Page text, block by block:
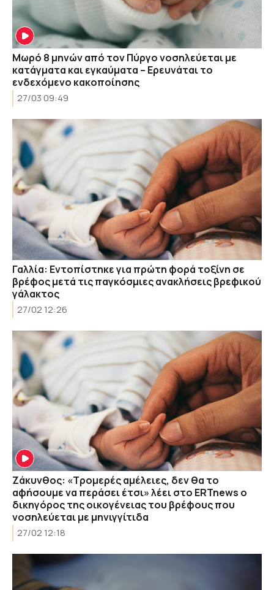
Μωρό 8 μηνών από τον Πύργο νοσηλεύεται με
κατάγματα και εγκαύματα – Ερευνάται το
ενδεχόμενο κακοποίησης
27/03 09:49
Γαλλία: Εντοπίστηκε για πρώτη φορά τοξίνη σε
βρέφος μετά τις παγκόσμιες ανακλήσεις βρεφικού
γάλακτος
27/02 12:26
Ζάκυνθος: «Τρομερές αμέλειες, δεν θα το
αφήσουμε να περάσει έτσι» λέει στο ERTnews ο
δικηγόρος της οικογένειας του βρέφους που
νοσηλεύεται με μηνιγγίτιδα
27/02 12:18